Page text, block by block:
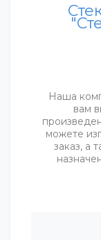
Наша
вам
можете
заказ, а